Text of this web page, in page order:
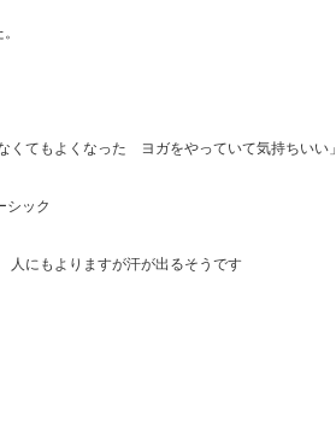
くてもよくなった ヨガをやっていて気持ちいい」
シック
にもよりますが汗が出るそうです